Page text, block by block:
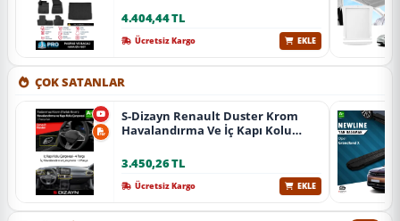
Üzeri A+ Kalite
4.404,44 TL
Ücretsiz Kargo EKLE
ÇOK SATANLAR
S-Dizayn Renault Duster Krom
Havalandırma Ve İç Kapı Kolu
Krom) A+ Kalite
3.450,26 TL
Ücretsiz Kargo EKLE